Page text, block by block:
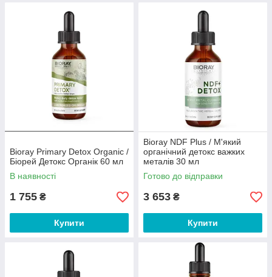
Bioray Primary Detox Organic /
Біорей Детокс Органік 60 мл
В наявності
1 755 ₴
Купити
Bioray NDF Plus / М'який
органічний детокс важких
металів 30 мл
Готово до відправки
3 653 ₴
Купити